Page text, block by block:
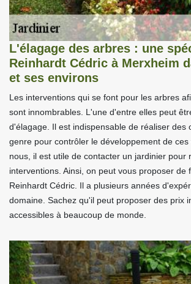
L'élagage des arbres : une
Reinhardt Cédric à Merxheim
et ses environs
Les interventions qui se font pour les arbres
sont innombrables. L'une d'entre elles peut
d'élagage. Il est indispensable de réaliser des
genre pour contrôler le développement de
nous, il est utile de contacter un jardinier pour
interventions. Ainsi, on peut vous proposer de
Reinhardt Cédric. Il a plusieurs années
domaine. Sachez qu'il peut proposer des prix
accessibles à beaucoup de monde.